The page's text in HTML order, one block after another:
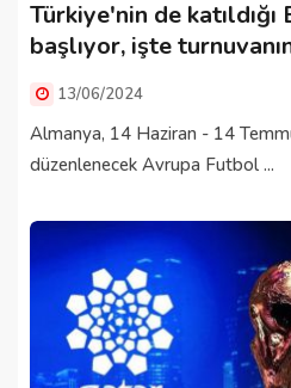
Türkiye'nin de katıldığı
başlıyor, işte
13/06/2024
Almanya, 14 Haziran - 14
düzenlenecek Avrupa Futbol ...